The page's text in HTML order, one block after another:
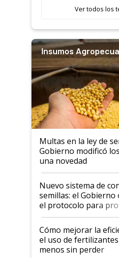
Ver todos los
Insumos
Multas en la ley de
Gobierno modificó
una novedad
Nuevo sistema de
semillas: el Gobierno
el protocolo para
propiedad intelectual
Cómo mejorar la
el uso de
menos sin perder